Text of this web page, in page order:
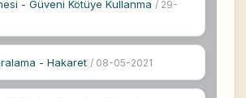
- Güveni Kötüye Kullanma / 29-
- Hakaret / 08-05-2021